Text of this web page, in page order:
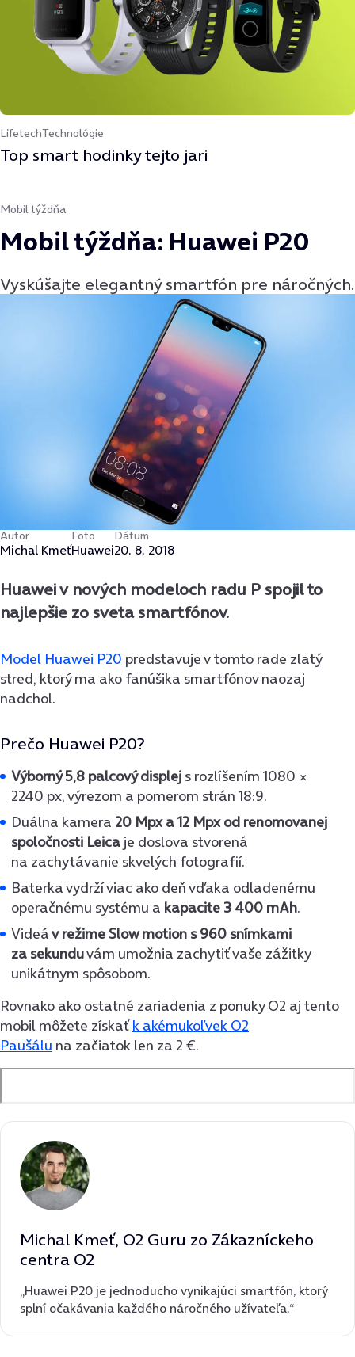
LifetechTechnológie
Top smart hodinky tejto jari
Mobil týždňa
Mobil týždňa: Huawei P20
Vyskúšajte elegantný smartfón pre náročných.
Autor
Michal Kmeť
Foto
Huawei
Dátum
20. 8. 2018
Huawei v nových modeloch radu P spojil to
najlepšie zo sveta smartfónov.
Model Huawei P20 predstavuje v tomto rade zlatý
stred, ktorý ma ako fanúšika smartfónov naozaj
nadchol.
Prečo Huawei P20?
Výborný 5,8 palcový displej s rozlíšením 1080 ×
2240 px, výrezom a pomerom strán 18:9.
Duálna kamera 20 Mpx a 12 Mpx od renomovanej
spoločnosti Leica je doslova stvorená
na zachytávanie skvelých fotografií.
Baterka vydrží viac ako deň vďaka odladenému
operačnému systému a kapacite 3 400 mAh.
Videáv režime Slow motion s 960 snímkami
za sekunduvám umožnia zachytiť vaše zážitky
unikátnym spôsobom.
Rovnako ako ostatné zariadenia z ponuky O2 aj tento
mobil môžete získaťk akémukoľvek O2
Paušálu na začiatok len za 2 €.
Michal Kmeť, O2 Guru zo Zákazníckeho
centra O2
„Huawei P20 je jednoducho vynikajúci smartfón, ktorý
splní očakávania každého náročného užívateľa.“